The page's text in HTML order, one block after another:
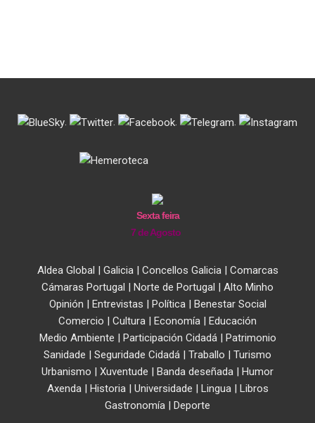
. . . .
Sexta feira
7 de Agosto
Aldea Global Galicia| Concellos Galicia| Comarcas
Cámaras Portugal
Norte de Portugal
Alto Minho
Opinión
Entrevistas Política|
Benestar Social
Comercio
Cultura Economía
Educación
Medio Ambiente
Participación Cidadá|
Patrimonio
Sanidade
Seguridade Cidadá Traballo
Turismo
Urbanismo
Xuventude Banda deseñada
Humor
Axenda| Historia| Universidade Lingua|
Libros
Gastronomía
Deporte